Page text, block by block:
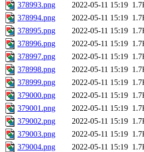
378993.png
2022-05-11 15:19
378994.png
2022-05-11 15:19
378995.png
2022-05-11 15:19
378996.png
2022-05-11 15:19
378997.png
2022-05-11 15:19
378998.png
2022-05-11 15:19
378999.png
2022-05-11 15:19
379000.png
2022-05-11 15:19
379001.png
2022-05-11 15:19
379002.png
2022-05-11 15:19
379003.png
2022-05-11 15:19
379004.png
2022-05-11 15:19